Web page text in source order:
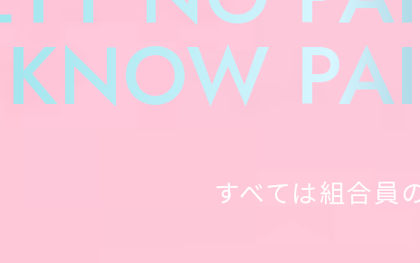
KNOW
すべては組合員